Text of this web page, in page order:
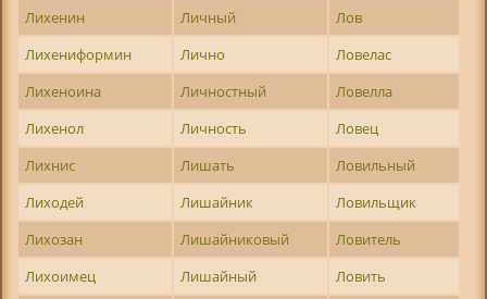
Лихенин
Личный
Лов
Лихениформин
Лично
Ловелас
Лихеноина
Личностный
Ловелла
Лихенол
Личность
Ловец
Лихнис
Лишать
Ловильный
Лиходей
Лишайник
Ловильщик
Лихозан
Лишайниковый
Ловитель
Лихоимец
Лишайный
Ловить